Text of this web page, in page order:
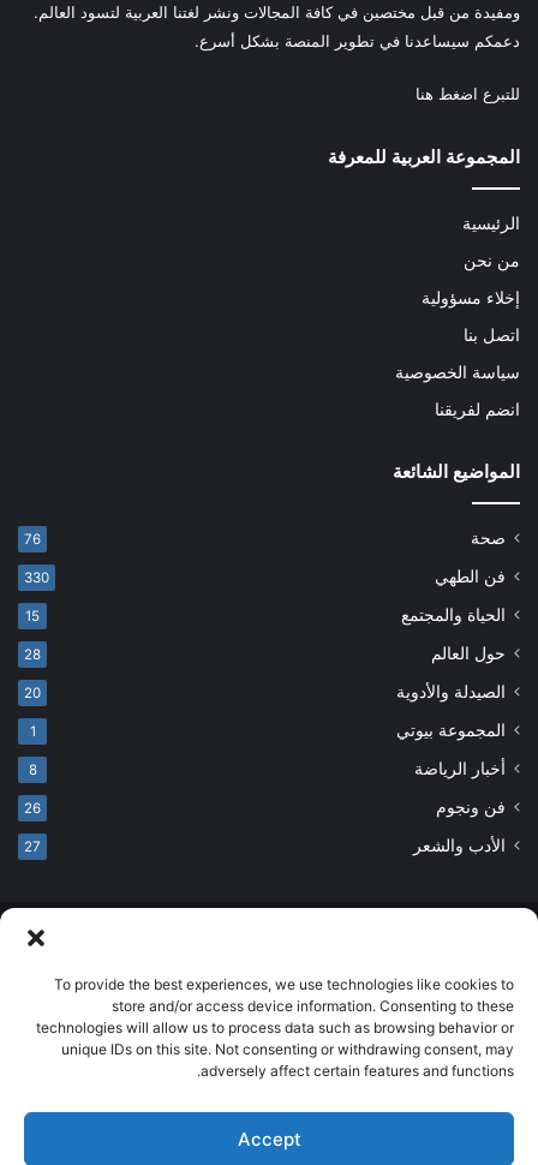
To provide the best experiences, we use technologies like cookies to
store and/or access device information. Consenting to these
technologies will allow us to process data such as browsing behavior or
unique IDs on this site. Not consenting or withdrawing consent, may
adversely affect certain features and functions.
Accept
ومفيدة من قبل مختصين في كافة المجالات ونشر لغتنا العربية لتسود العالم.
دعمكم سيساعدنا في تطوير المنصة بشكل أسرع.
للتبرع اضغط هنا
المجموعة العربية للمعرفة
الرئيسية
من نحن
إخلاء مسؤولية
اتصل بنا
سياسة الخصوصية
انضم لفريقنا
المواضيع الشائعة
صحة 76
فن الطهي 330
الحياة والمجتمع 15
حول العالم 28
الصيدلة والأدوية 20
المجموعة بيوتي 1
أخبار الرياضة 8
فن ونجوم 26
الأدب والشعر 27
developed by salehsounbol.com
الرئيسية
من نحن إخلاء مسؤولية اتصل بنا
سياسة الخصوصية
انضم لفريقنا
فيسبوكبينتيريستانستقرامتيلقرام‫TikTok